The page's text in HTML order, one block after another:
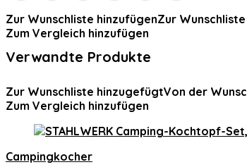
Zur Wunschliste hinzufügenZur
Zum Vergleich hinzufügen
Verwandte Produkte
Zur Wunschliste hinzugefügtVon der
Zum Vergleich hinzufügen
Campingkocher